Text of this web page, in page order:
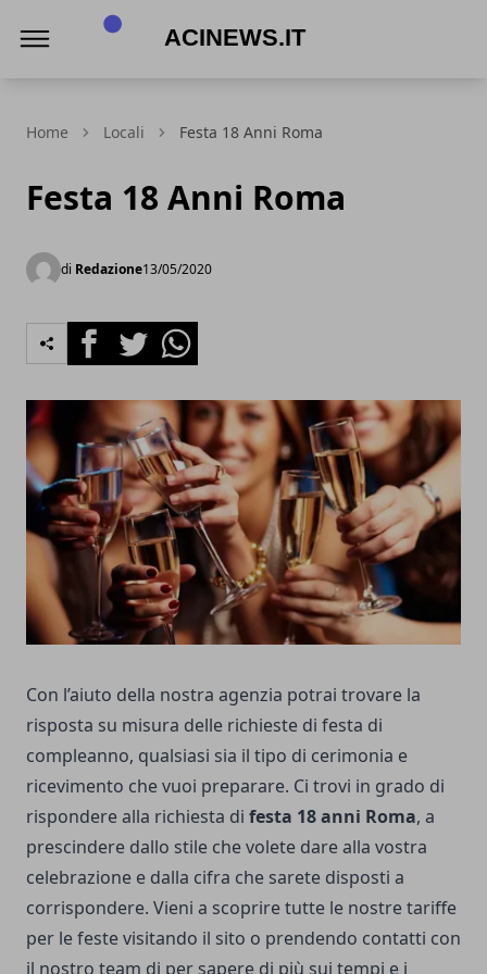
Home Locali Festa 18 Anni Roma
Festa 18 Anni Roma
di Redazione13/05/2020
FacebookTwitterWhatsapp
Con l’aiuto della nostra agenzia potrai trovare la
risposta su misura delle richieste di festa di
compleanno, qualsiasi sia il tipo di cerimonia e
ricevimento che vuoi preparare. Ci trovi in grado di
rispondere alla richiesta di festa 18 anni Roma, a
prescindere dallo stile che volete dare alla vostra
celebrazione e dalla cifra che sarete disposti a
corrispondere. Vieni a scoprire tutte le nostre tariffe
per le feste visitando il sito o prendendo contatti con
il nostro team di per sapere di più sui tempi e i